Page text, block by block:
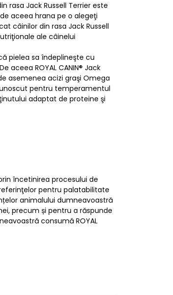
rasa Jack Russell Terrier este
aceea hrana pe o alegeţi
câinilor din rasa Jack Russell
ale câinelui
pielea sa îndeplineşte cu
aceea ROYAL CANIN® Jack
asemenea acizi graşi Omega
pentru temperamentul
adaptat de proteine şi
încetinirea procesului de
pentru palatabilitate
animalului dumneavoastră
precum și pentru a răspunde
consumă ROYAL